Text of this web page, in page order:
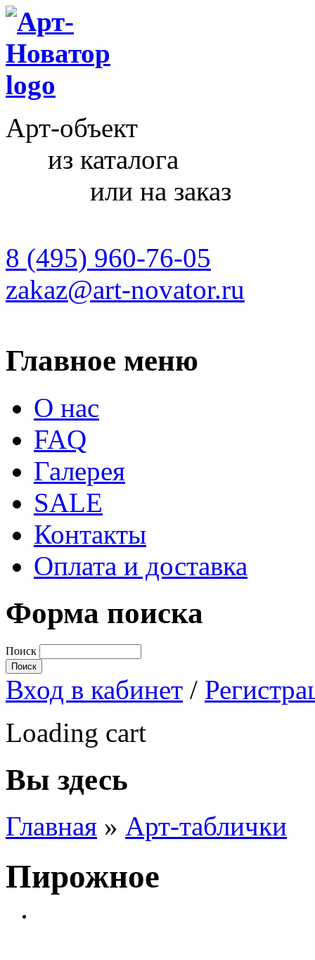
Арт-объект
из каталога
или на заказ
8 (495) 960-76-05
zakaz@art-novator.ru
Главное меню
О нас
FAQ
Галерея
SALE
Контакты
Оплата и доставка
Форма поиска
Поиск
Вход в кабинет /
Loading cart
Вы здесь
Главная » Арт-таблички
Пирожное